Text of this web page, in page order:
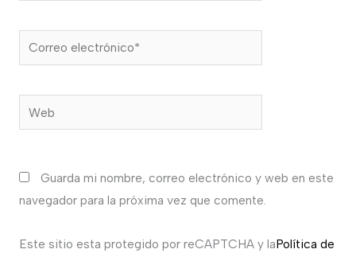
Correo
electrónico*
Web
Guarda mi nombre, correo electrónico y web en este
navegador para la próxima vez que comente.
Este sitio esta protegido por reCAPTCHA y laPolítica de